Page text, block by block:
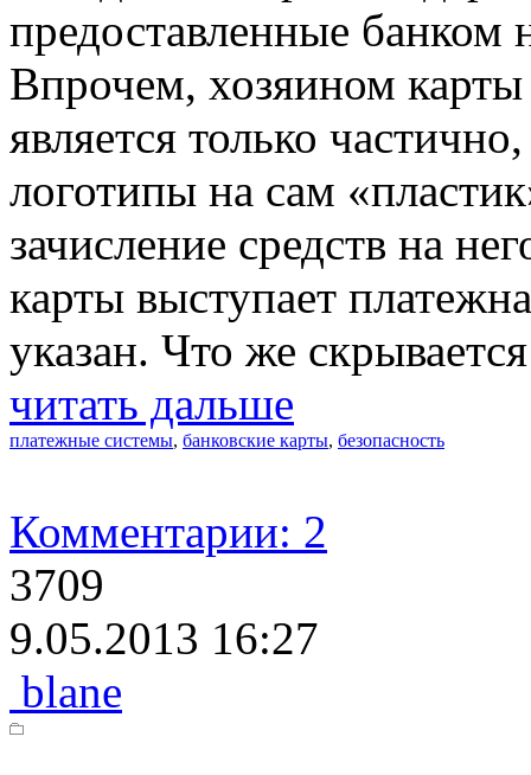
предоставленные банком
Впрочем, хозяином
является только
логотипы на сам
зачисление средств на
карты выступает
указан. Что же
читать дальше
платежные системы, банковские карты, безопасность
Комментарии: 2
3709
9.05.2013 16:27
blane